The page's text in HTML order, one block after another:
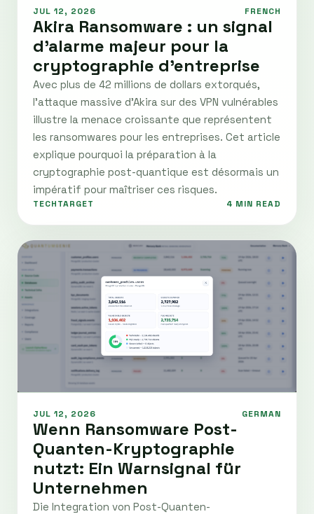
JUL 12, 2026 FRENCH
Akira Ransomware : un signal
d’alarme majeur pour la
cryptographie d’entreprise
Avec plus de 42 millions de dollars extorqués,
l'attaque massive d'Akira sur des VPN vulnérables
illustre la menace croissante que représentent
les ransomwares pour les entreprises. Cet article
explique pourquoi la préparation à la
cryptographie post-quantique est désormais un
impératif pour maîtriser ces risques.
TECHTARGET 4 MIN READ
JUL 12, 2026 GERMAN
Wenn Ransomware Post-
Quanten-Kryptographie
nutzt: Ein Warnsignal für
Unternehmen
Die Integration von Post-Quanten-